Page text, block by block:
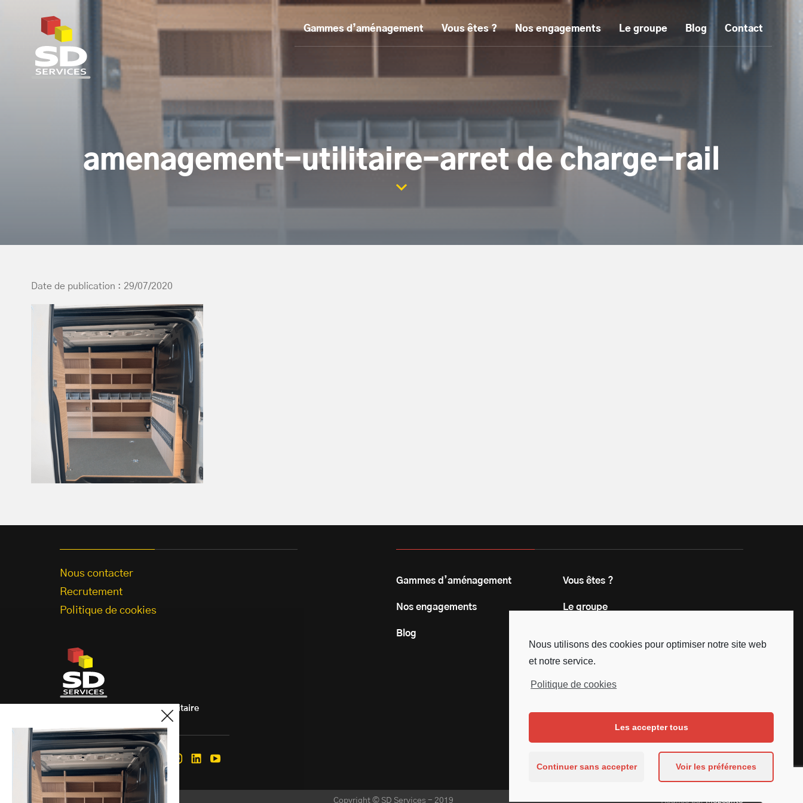
Nous utilisons des cookies pour optimiser notre site web
et notre service.
Politique de cookies
Les accepter tous
Continuer sans accepter Voir les préférences
SD Services
Gammes d’aménagement Vous êtes ? Nos engagements Le groupe Blog Contact
amenagement-utilitaire-arret de charge-rail
Date de publication : 29/07/2020
Nous contacter
Recrutement
Politique de cookies
Aménagement de véhicule utilitaire
Gammes d’aménagement Vous êtes ?
Nos engagements Le groupe
Blog
Nous suivre
Facebook
Mentions légales Copyright © SD Services - 2019 Réalisé parMezcalito